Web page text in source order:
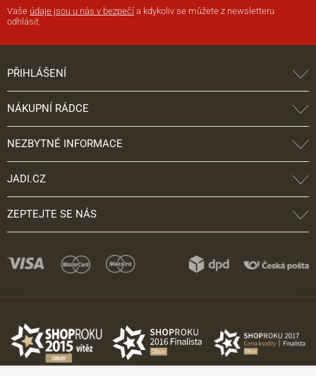
Vaše údaje jsou u nás v bezpečí a kdykoliv se můžete z newsletteru
odhlásit.
PŘIHLÁŠENÍ
NÁKUPNÍ RÁDCE
NEZBYTNÉ INFORMACE
JADI.CZ
ZEPTEJTE SE NÁS